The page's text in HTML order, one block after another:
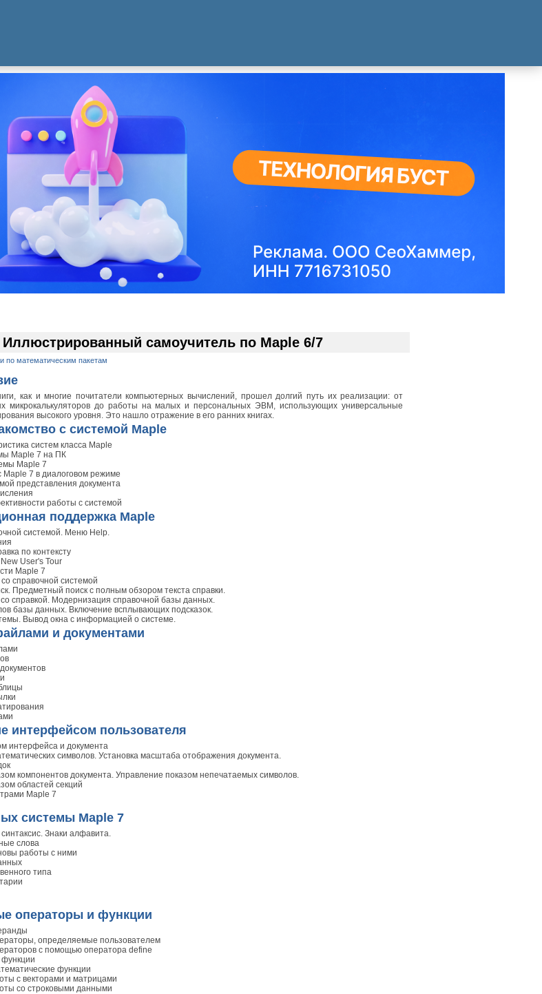
Иллюстрированный самоучитель по Maple 6/7
по математическим пакетам
как и многие почитатели компьютерных вычислений, прошел долгий путь их реализации: от
микрокалькуляторов до работы на малых и персональных ЭВМ, использующих универсальные
высокого уровня. Это нашло отражение в его ранних книгах.
с системой Maple
систем класса Maple
Maple 7 на ПК
Maple 7
7 в диалоговом режиме
представления документа
работы с системой
поддержка Maple
системой. Меню Help.
по контексту
User's Tour
Maple 7
справочной системой
Предметный поиск с полным обзором текста справки.
справкой. Модернизация справочной базы данных.
базы данных. Включение всплывающих подсказок.
Вывод окна с информацией о системе.
и документами
интерфейсом пользователя
интерфейса и документа
символов. Установка масштаба отображения документа.
компонентов документа. Управление показом непечатаемых символов.
областей секций
Maple 7
системы Maple 7
Знаки алфавита.
слова
работы с ними
типа
операторы и функции
определяемые пользователем
с помощью оператора define
функции
с векторами и матрицами
со строковыми данными